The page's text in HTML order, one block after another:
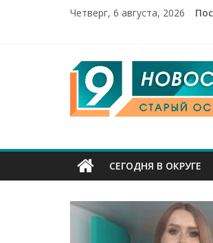
Четверг, 6 августа, 2026
9
Канал
Старый
Оскол
СЕГОДНЯ В ОКРУГЕ